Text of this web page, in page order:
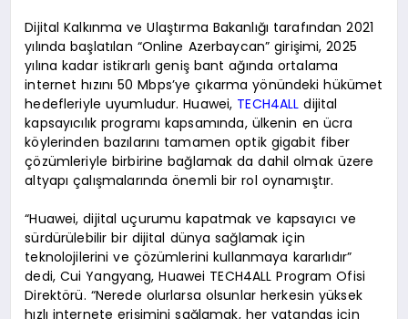
Dijital Kalkınma ve Ulaştırma Bakanlığı tarafından 2021
yılında başlatılan “Online Azerbaycan” girişimi, 2025
yılına kadar istikrarlı geniş bant ağında ortalama
internet hızını 50 Mbps’ye çıkarma yönündeki hükümet
hedefleriyle uyumludur. Huawei, TECH4ALL dijital
kapsayıcılık programı kapsamında, ülkenin en ücra
köylerinden bazılarını tamamen optik gigabit fiber
çözümleriyle birbirine bağlamak da dahil olmak üzere
altyapı çalışmalarında önemli bir rol oynamıştır.
“Huawei, dijital uçurumu kapatmak ve kapsayıcı ve
sürdürülebilir bir dijital dünya sağlamak için
teknolojilerini ve çözümlerini kullanmaya kararlıdır”
dedi, Cui Yangyang, Huawei TECH4ALL Program Ofisi
Direktörü. “Nerede olurlarsa olsunlar herkesin yüksek
hızlı internete erişimini sağlamak, her vatandaş için